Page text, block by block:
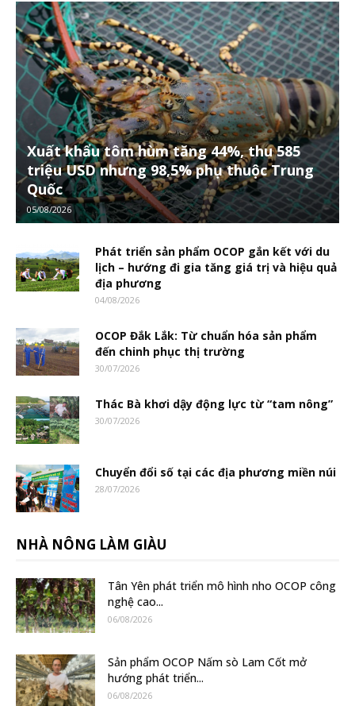
Xuất khẩu tôm hùm tăng 44%, thu 585
triệu USD nhưng 98,5% phụ thuộc Trung
Quốc
05/08/2026
Phát triển sản phẩm OCOP gắn kết với du
lịch – hướng đi gia tăng giá trị và hiệu quả
địa phương
04/08/2026
OCOP Đắk Lắk: Từ chuẩn hóa sản phẩm
đến chinh phục thị trường
30/07/2026
Thác Bà khơi dậy động lực từ “tam nông”
30/07/2026
Chuyển đổi số tại các địa phương miền núi
28/07/2026
NHÀ NÔNG LÀM GIÀU
Tân Yên phát triển mô hình nho OCOP công
nghệ cao...
06/08/2026
Sản phẩm OCOP Nấm sò Lam Cốt mở
hướng phát triển...
06/08/2026